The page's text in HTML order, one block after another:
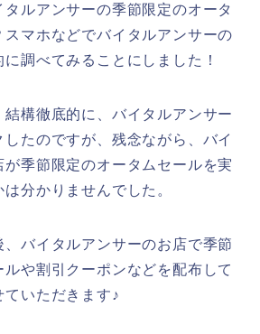
ルアンサーの季節限定のオータ
スマホなどでバイタルアンサーの
調べてみることにしました！
結構徹底的に、バイタルアンサー
たのですが、残念ながら、バイ
が季節限定のオータムセールを実
分かりませんでした。
バイタルアンサーのお店で季節
ルや割引クーポンなどを配布して
いただきます♪